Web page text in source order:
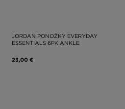
JORDAN PONOŽKY EVERYDAY
ESSENTIALS 6PK ANKLE
23,00 €